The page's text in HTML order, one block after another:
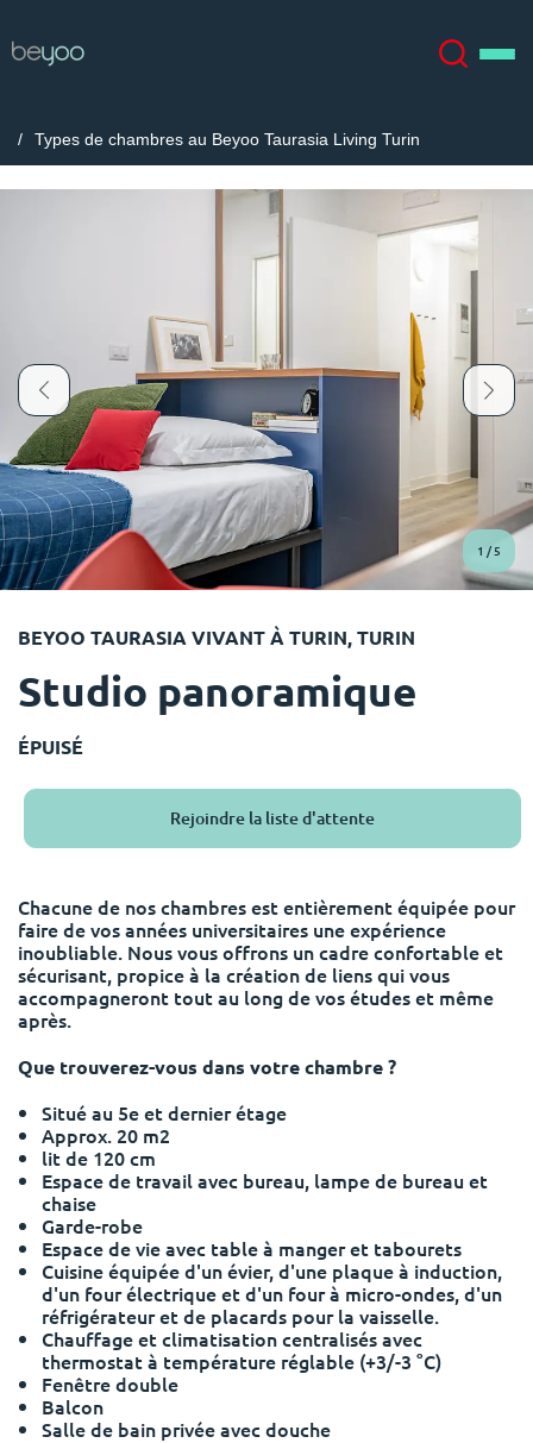
À propos
Compte Langue
English (GB)
Català
Italian
French
Portuguese
Sélectionnez un pays
Sélectionnez une ville
Choisissez une résidence
Se connecter
Réservez maintenant
English (GB)
Chinese
Català Deutsch
Italian
Portuguese
Types de chambres au Beyoo Taurasia Living Turin
1 /5
BEYOO TAURASIA VIVANT À TURIN, TURIN
Studio panoramique
ÉPUISÉ
Rejoindre la liste d'attente
Chacune de nos chambres est entièrement équipée pour
faire de vos années universitaires une expérience
inoubliable. Nous vous offrons un cadre confortable et
sécurisant, propice à la création de liens qui vous
accompagneront tout au long de vos études et même
après.
Que trouverez-vous dans votre chambre ?
Situé au 5e et dernier étage
Approx. 20 m2
lit de 120 cm
Espace de travail avec bureau, lampe de bureau et
chaise
Garde-robe
Espace de vie avec table à manger et tabourets
Cuisine équipée d'un évier, d'une plaque à induction,
d'un four électrique et d'un four à micro-ondes, d'un
réfrigérateur et de placards pour la vaisselle.
Chauffage et climatisation centralisés avec
thermostat à température réglable (+3/-3 °C)
Fenêtre double
Balcon
Salle de bain privée avec douche